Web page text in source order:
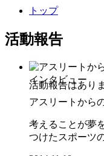
トップ
活動報告
インタビュー
アスリートから
考えることが夢
つけたスポーツ